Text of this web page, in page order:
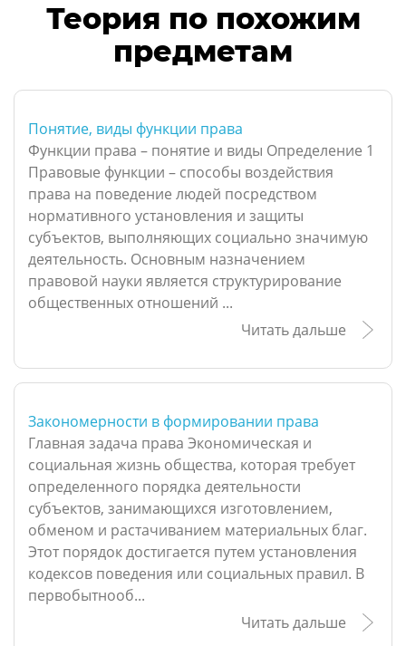
Теория по похожим
предметам
Понятие, виды функции права
Функции права – понятие и виды Определение 1
Правовые функции – способы воздействия
права на поведение людей посредством
нормативного установления и защиты
субъектов, выполняющих социально значимую
деятельность. Основным назначением
правовой науки является структурирование
общественных отношений ...
Читать дальше
Закономерности в формировании права
Главная задача права Экономическая и
социальная жизнь общества, которая требует
определенного порядка деятельности
субъектов, занимающихся изготовлением,
обменом и растачиванием материальных благ.
Этот порядок достигается путем установления
кодексов поведения или социальных правил. В
первобытнооб...
Читать дальше